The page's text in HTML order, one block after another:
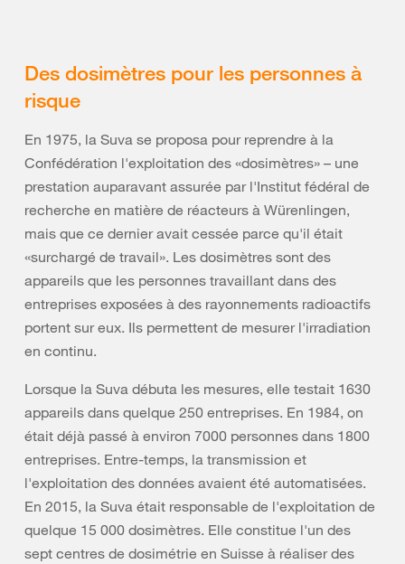
Des dosimètres pour les personnes à
risque
En 1975, la Suva se proposa pour reprendre à la
Confédération l'exploitation des «dosimètres» – une
prestation auparavant assurée par l'Institut fédéral de
recherche en matière de réacteurs à Würenlingen,
mais que ce dernier avait cessée parce qu'il était
«surchargé de travail». Les dosimètres sont des
appareils que les personnes travaillant dans des
entreprises exposées à des rayonnements radioactifs
portent sur eux. Ils permettent de mesurer l'irradiation
en continu.
Lorsque la Suva débuta les mesures, elle testait 1630
appareils dans quelque 250 entreprises. En 1984, on
était déjà passé à environ 7000 personnes dans 1800
entreprises. Entre-temps, la transmission et
l'exploitation des données avaient été automatisées.
En 2015, la Suva était responsable de l'exploitation de
quelque 15 000 dosimètres. Elle constitue l'un des
sept centres de dosimétrie en Suisse à réaliser des